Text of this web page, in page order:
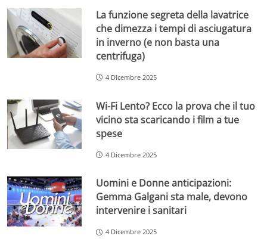
La funzione segreta della lavatrice
che dimezza i tempi di asciugatura
in inverno (e non basta una
centrifuga)
4 Dicembre 2025
Wi-Fi Lento? Ecco la prova che il tuo
vicino sta scaricando i film a tue
spese
4 Dicembre 2025
Uomini e Donne anticipazioni:
Gemma Galgani sta male, devono
intervenire i sanitari
4 Dicembre 2025